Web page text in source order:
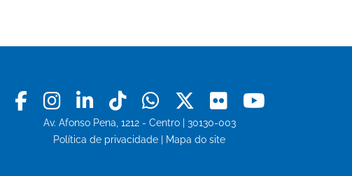
Facebook
Instagram
LinkedinTiktokWhatsapp
X Flickr
Av. Afonso Pena, 1212 - Centro | 30130-003
Política de privacidade
Mapa do site